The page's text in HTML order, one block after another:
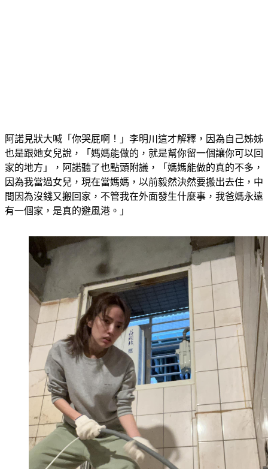
阿諾見狀大喊「你哭屁啊！」李明川這才解釋，因為自己姊姊
也是跟她女兒說，「媽媽能做的，就是幫你留一個讓你可以回
家的地方」，阿諾聽了也點頭附議，「媽媽能做的真的不多，
因為我當過女兒，現在當媽媽，以前毅然決然要搬出去住，中
間因為沒錢又搬回家，不管我在外面發生什麼事，我爸媽永遠
有一個家，是真的避風港。」